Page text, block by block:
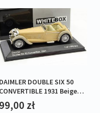
DAIMLER DOUBLE SIX 50
CONVERTIBLE 1931 Beige
L.E.1/1000
99,00 zł